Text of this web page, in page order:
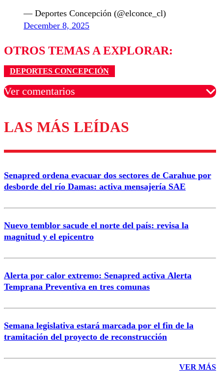
— Deportes Concepción (@elconce_cl)
December 8, 2025
OTROS TEMAS A EXPLORAR:
DEPORTES CONCEPCIÓN
Ver comentarios
Los comentarios son moderados para garantizar un
diálogo respetuoso.
Correo
LAS MÁS LEÍDAS
Senapred ordena evacuar dos sectores de Carahue por
desborde del río Damas: activa mensajería SAE
Nuevo temblor sacude el norte del país: revisa la
magnitud y el epicentro
Alerta por calor extremo: Senapred activa Alerta
Temprana Preventiva en tres comunas
Semana legislativa estará marcada por el fin de la
tramitación del proyecto de reconstrucción
VER MÁS